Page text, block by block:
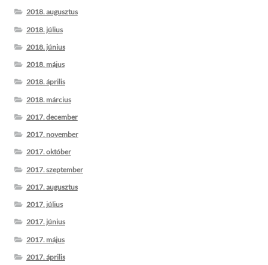
2018. augusztus
2018. július
2018. június
2018. május
2018. április
2018. március
2017. december
2017. november
2017. október
2017. szeptember
2017. augusztus
2017. július
2017. június
2017. május
2017. április